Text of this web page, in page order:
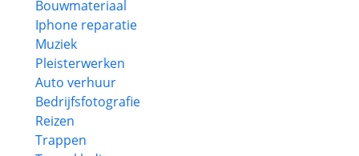
Bouwmateriaal
Iphone reparatie
Muziek
Pleisterwerken
Auto verhuur
Bedrijfsfotografie
Reizen
Trappen